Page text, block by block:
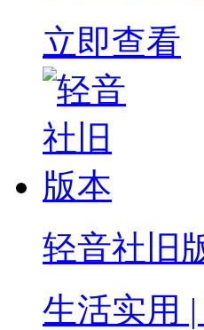
立即查看
轻音社旧
生活实用 |